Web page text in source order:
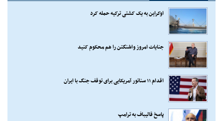
اوکراین به یک کشتی ترکیه حمله کرد
جنایات امروز واشنگتن را هم محکوم کنید
اقدام ۱۱ سناتور آمریکایی برای توقف جنگ با ایران
پاسخ قالیباف به ترامپ